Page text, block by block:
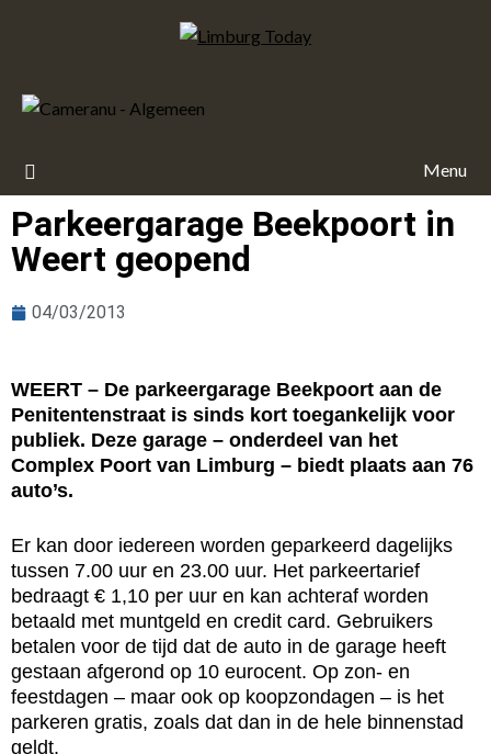
Menu
Parkeergarage Beekpoort in
Weert geopend
04/03/2013
WEERT – De parkeergarage Beekpoort aan de
Penitentenstraat is sinds kort toegankelijk voor
publiek. Deze garage – onderdeel van het
Complex Poort van Limburg – biedt plaats aan 76
auto’s.
Er kan door iedereen worden geparkeerd dagelijks
tussen 7.00 uur en 23.00 uur. Het parkeertarief
bedraagt € 1,10 per uur en kan achteraf worden
betaald met muntgeld en credit card. Gebruikers
betalen voor de tijd dat de auto in de garage heeft
gestaan afgerond op 10 eurocent. Op zon- en
feestdagen – maar ook op koopzondagen – is het
parkeren gratis, zoals dat dan in de hele binnenstad
geldt.